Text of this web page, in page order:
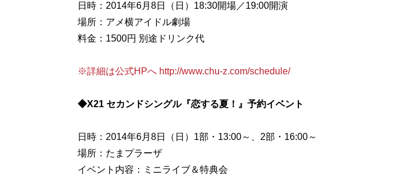
日時：2014年6月8日（日）18:30開場／19:00開演
場所：アメ横アイドル劇場
料金：1500円 別途ドリンク代
※詳細は公式HPへ http://www.chu-z.com/schedule/
◆X21 セカンドシングル『恋する夏！』予約イベント
日時：2014年6月8日（日）1部・13:00～、2部・16:00～
場所：たまプラーザ
イベント内容：ミニライブ＆特典会